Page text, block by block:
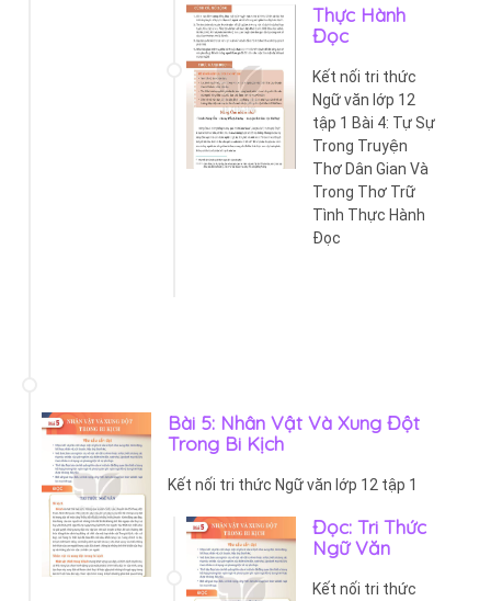
Thực Hành
Đọc
Kết nối tri thức
Ngữ văn lớp 12
tập 1 Bài 4: Tự Sự
Trong Truyện
Thơ Dân Gian Và
Trong Thơ Trữ
Tình Thực Hành
Đọc
Bài 5: Nhân Vật Và Xung Đột
Trong Bi Kịch
Kết nối tri thức Ngữ văn lớp 12 tập 1
Đọc: Tri Thức
Ngữ Văn
Kết nối tri thức